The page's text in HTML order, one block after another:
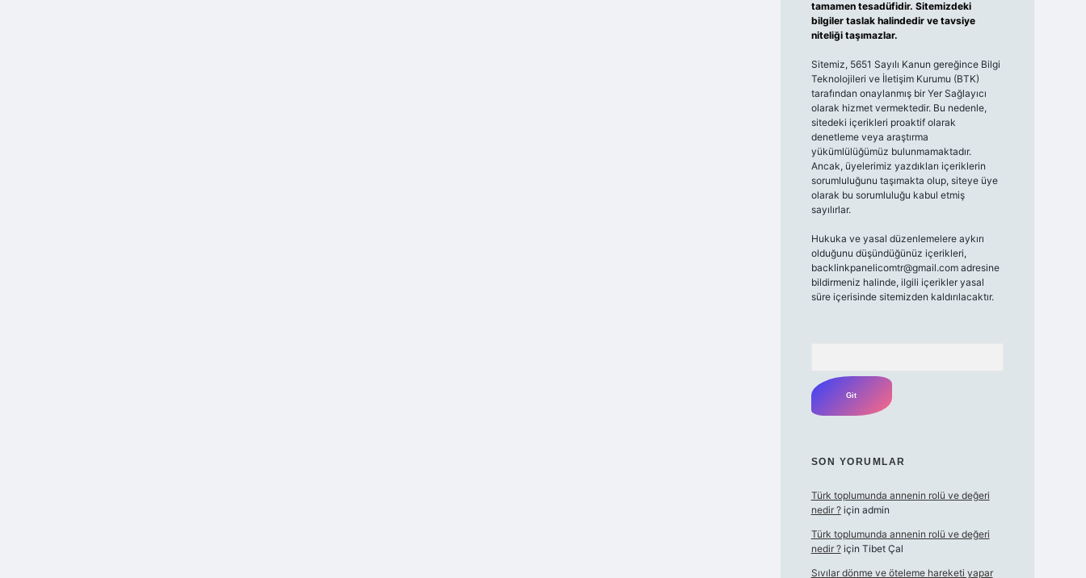
tamamen tesadüfidir. Sitemizdeki
bilgiler taslak halindedir ve tavsiye
niteliği taşımazlar.
Sitemiz, 5651 Sayılı Kanun gereğince Bilgi
Teknolojileri ve İletişim Kurumu (BTK)
tarafından onaylanmış bir Yer Sağlayıcı
olarak hizmet vermektedir. Bu nedenle,
sitedeki içerikleri proaktif olarak
denetleme veya araştırma
yükümlülüğümüz bulunmamaktadır.
Ancak, üyelerimiz yazdıkları içeriklerin
sorumluluğunu taşımakta olup, siteye üye
olarak bu sorumluluğu kabul etmiş
sayılırlar.
Hukuka ve yasal düzenlemelere aykırı
olduğunu düşündüğünüz içerikleri,
backlinkpanelicomtr@gmail.comadresine
bildirmeniz halinde, ilgili içerikler yasal
süre içerisinde sitemizden kaldırılacaktır.
SON YORUMLAR
Türk toplumunda annenin rolü ve değeri
nedir ?için admin
Türk toplumunda annenin rolü ve değeri
nedir ?için Tibet Çal
Sıvılar dönme ve öteleme hareketi yapar